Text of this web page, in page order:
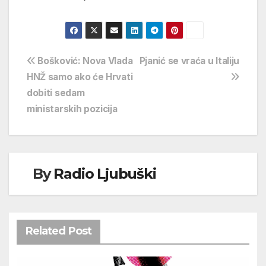
Navigacija
objava
Pjanić se vraća u Italiju
Bošković: Nova Vlada
HNŽ samo ako će Hrvati
dobiti sedam
ministarskih pozicija
ByRadio Ljubuški
Related Post